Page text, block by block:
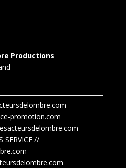
Productions
promotion.com
SERVICE //